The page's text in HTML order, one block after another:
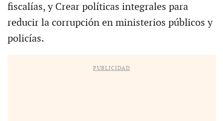
fiscalías, y Crear políticas integrales para
reducir la corrupción en ministerios públicos y
policías.
PUBLICIDAD